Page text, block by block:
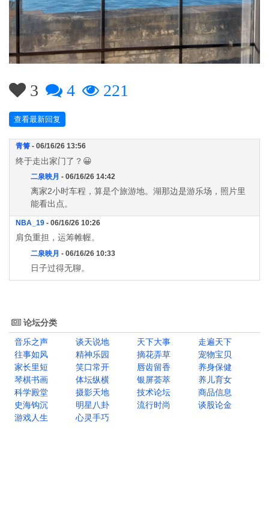
3 4 221
查看最新回复
青箐 - 06/16/26 13:56
终于走出家门了？😀
二泉映月 - 06/16/26 14:42
离家2小时车程，算是个旅游地。湖那边是游乐场，照片里
能看出点。
NBA_19 - 06/16/26 10:26
肩负重担，运筹帷幄。
二泉映月 - 06/16/26 10:33
日子过得无聊。
论坛分类
音乐之声
谈天说地 天下大事
走遍天下
往事如风
精神乐园 摘花弄草
宠物宝贝
家长里短
笑口常开 唇齿留香
养身保健
琴棋书画
体坛纵横 银屏荟萃
养儿育女
科学殿堂
摄影天地 技术论坛
商品信息
史海钩沉
明星八卦 流行时尚
谈股论金
游戏人生
心灵手巧